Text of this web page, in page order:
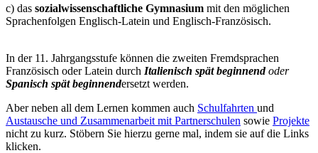
c) das sozialwissenschaftliche Gymnasium mit den möglichen
Sprachenfolgen Englisch-Latein und Englisch-Französisch.
In der 11. Jahrgangsstufe können die zweiten Fremdsprachen
Französisch oder Latein durch Italienisch spät beginnendoder
Spanisch spät beginnendersetzt werden.
Aber neben all dem Lernen kommen auch Schulfahrten und
Austausche und Zusammenarbeit mit Partnerschulen sowie Projekte
nicht zu kurz. Stöbern Sie hierzu gerne mal, indem sie auf die Links
klicken.